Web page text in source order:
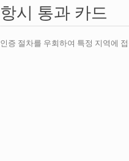
항시 통과 카드
인증 절차를 우회하여 특정 지역에